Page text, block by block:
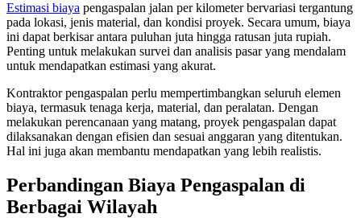
Estimasi biaya pengaspalan jalan per kilometer bervariasi tergantung
pada lokasi, jenis material, dan kondisi proyek. Secara umum, biaya
ini dapat berkisar antara puluhan juta hingga ratusan juta rupiah.
Penting untuk melakukan survei dan analisis pasar yang mendalam
untuk mendapatkan estimasi yang akurat.
Kontraktor pengaspalan perlu mempertimbangkan seluruh elemen
biaya, termasuk tenaga kerja, material, dan peralatan. Dengan
melakukan perencanaan yang matang, proyek pengaspalan dapat
dilaksanakan dengan efisien dan sesuai anggaran yang ditentukan.
Hal ini juga akan membantu mendapatkan yang lebih realistis.
Perbandingan Biaya Pengaspalan di
Berbagai Wilayah